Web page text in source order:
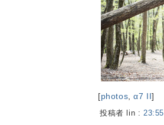
[photos ,α7 II]
投稿者 lin : 23:55